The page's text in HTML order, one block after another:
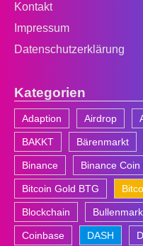
Kontakt
Impressum
Datenschutzerklärung
Kategorien
Adaption Airdrop
BAKKT Bärenmarkt
Binance Binance Coin
Bitcoin Gold BTG
Blockchain
Coinbase DASH